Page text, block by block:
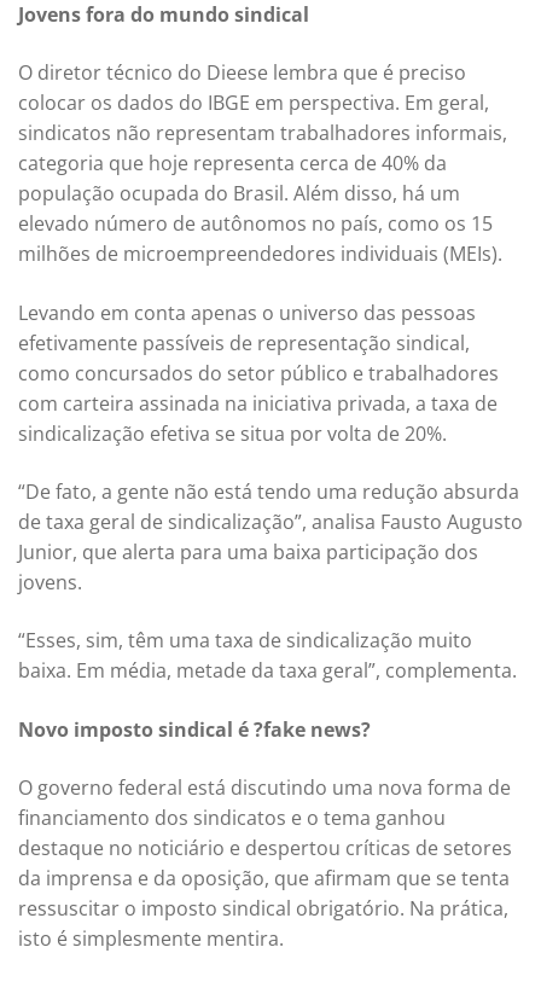
Jovens fora do mundo sindical
O diretor técnico do Dieese lembra que é preciso
colocar os dados do IBGE em perspectiva. Em geral,
sindicatos não representam trabalhadores informais,
categoria que hoje representa cerca de 40% da
população ocupada do Brasil. Além disso, há um
elevado número de autônomos no país, como os 15
milhões de microempreendedores individuais (MEIs).
Levando em conta apenas o universo das pessoas
efetivamente passíveis de representação sindical,
como concursados do setor público e trabalhadores
com carteira assinada na iniciativa privada, a taxa de
sindicalização efetiva se situa por volta de 20%.
“De fato, a gente não está tendo uma redução absurda
de taxa geral de sindicalização”, analisa Fausto Augusto
Junior, que alerta para uma baixa participação dos
jovens.
“Esses, sim, têm uma taxa de sindicalização muito
baixa. Em média, metade da taxa geral”, complementa.
Novo imposto sindical é ?fake news?
O governo federal está discutindo uma nova forma de
financiamento dos sindicatos e o tema ganhou
destaque no noticiário e despertou críticas de setores
da imprensa e da oposição, que afirmam que se tenta
ressuscitar o imposto sindical obrigatório. Na prática,
isto é simplesmente mentira.